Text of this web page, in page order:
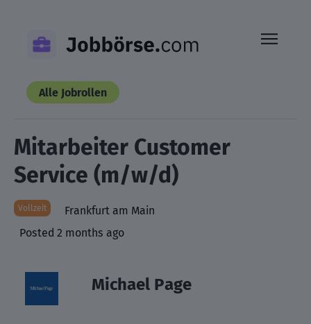
content
Alle Jobrollen
Mitarbeiter Customer
Service (m/w/d)
Vollzeit
Frankfurt am Main
Posted 2 months ago
Michael Page